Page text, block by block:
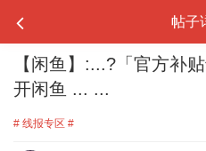
帖子
【闲鱼】:...?「官方补
开闲鱼 ... ...
# 线报专区 #